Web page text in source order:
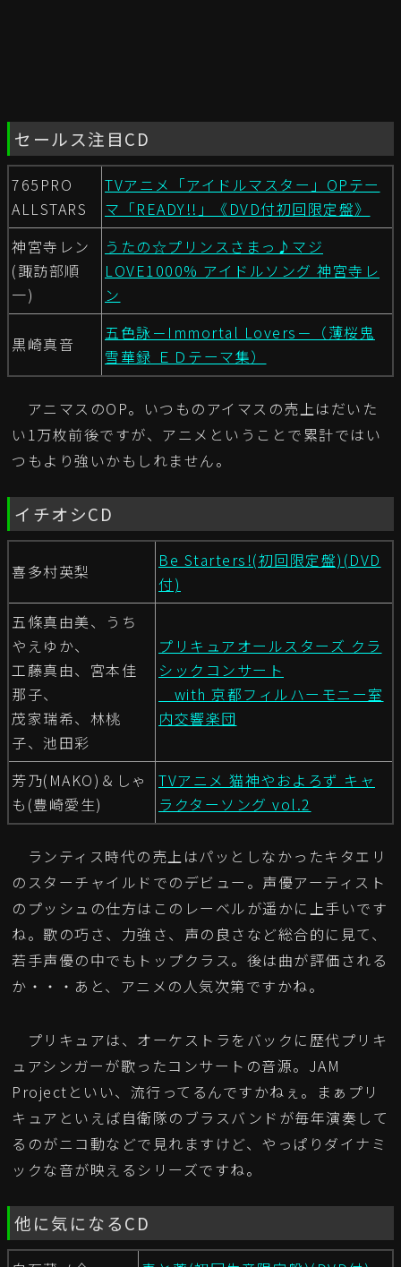
セールス注目CD
765PRO
ALLSTARS
TVアニメ「アイドルマスター」OPテー
マ「READY!!」《DVD付初回限定盤》
神宮寺レン
(諏訪部順
一)
うたの☆プリンスさまっ♪マジ
LOVE1000% アイドルソング 神宮寺レ
ン
黒崎真音
五色詠－Immortal Lovers－（薄桜鬼
雪華録 ＥＤテーマ集）
アニマスのOP。いつものアイマスの売上はだいた
い1万枚前後ですが、アニメということで累計ではい
つもより強いかもしれません。
イチオシCD
喜多村英梨
Be Starters!(初回限定盤)(DVD
付)
五條真由美、うち
やえゆか、
工藤真由、宮本佳
那子、
茂家瑞希、林桃
子、池田彩
プリキュアオールスターズ クラ
シックコンサート
with 京都フィルハーモニー室
内交響楽団
芳乃(MAKO)＆しゃ
も(豊崎愛生)
TVアニメ 猫神やおよろず キャ
ラクターソング vol.2
ランティス時代の売上はパッとしなかったキタエリ
のスターチャイルドでのデビュー。声優アーティスト
のプッシュの仕方はこのレーベルが遥かに上手いです
ね。歌の巧さ、力強さ、声の良さなど総合的に見て、
若手声優の中でもトップクラス。後は曲が評価される
か・・・あと、アニメの人気次第ですかね。
プリキュアは、オーケストラをバックに歴代プリキ
ュアシンガーが歌ったコンサートの音源。JAM
Projectといい、流行ってるんですかねぇ。まぁプリ
キュアといえば自衛隊のブラスバンドが毎年演奏して
るのがニコ動などで見れますけど、やっぱりダイナミ
ックな音が映えるシリーズですね。
他に気になるCD